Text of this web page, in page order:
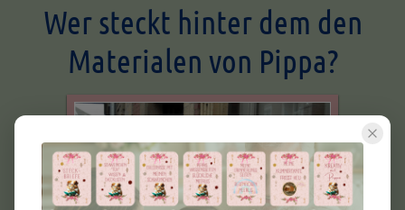
Wer steckt hinter dem den
Materialen von Pippa?